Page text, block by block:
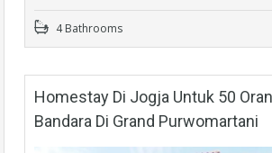
4 Bathrooms
Homestay Di Jogja Untuk 50
Bandara Di Grand Purwomartani